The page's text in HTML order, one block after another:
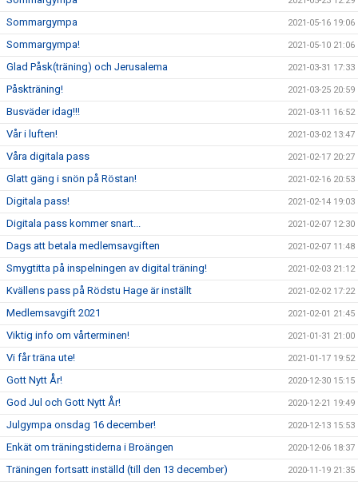
Sommargympa 2021-05-16 19:06
Sommargympa! 2021-05-10 21:06
Glad Påsk(träning) och Jerusalema 2021-03-31 17:33
Påskträning! 2021-03-25 20:59
Busväder idag!!! 2021-03-11 16:52
Vår i luften! 2021-03-02 13:47
Våra digitala pass 2021-02-17 20:27
Glatt gäng i snön på Röstan! 2021-02-16 20:53
Digitala pass! 2021-02-14 19:03
Digitala pass kommer snart... 2021-02-07 12:30
Dags att betala medlemsavgiften 2021-02-07 11:48
Smygtitta på inspelningen av digital träning! 2021-02-03 21:12
Kvällens pass på Rödstu Hage är inställt 2021-02-02 17:22
Medlemsavgift 2021 2021-02-01 21:45
Viktig info om vårterminen! 2021-01-31 21:00
Vi får träna ute! 2021-01-17 19:52
Gott Nytt År! 2020-12-30 15:15
God Jul och Gott Nytt År! 2020-12-21 19:49
Julgympa onsdag 16 december! 2020-12-13 15:53
Enkät om träningstiderna i Broängen 2020-12-06 18:37
Träningen fortsatt inställd (till den 13 december) 2020-11-19 21:35